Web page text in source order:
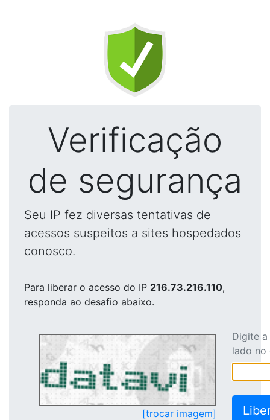
Verificação
de segurança
Seu IP fez diversas tentativas de
acessos suspeitos a sites hospedados
conosco.
Para liberar o acesso do IP 216.73.216.110,
responda ao desafio abaixo.
[trocar imagem]
Digite
lado no